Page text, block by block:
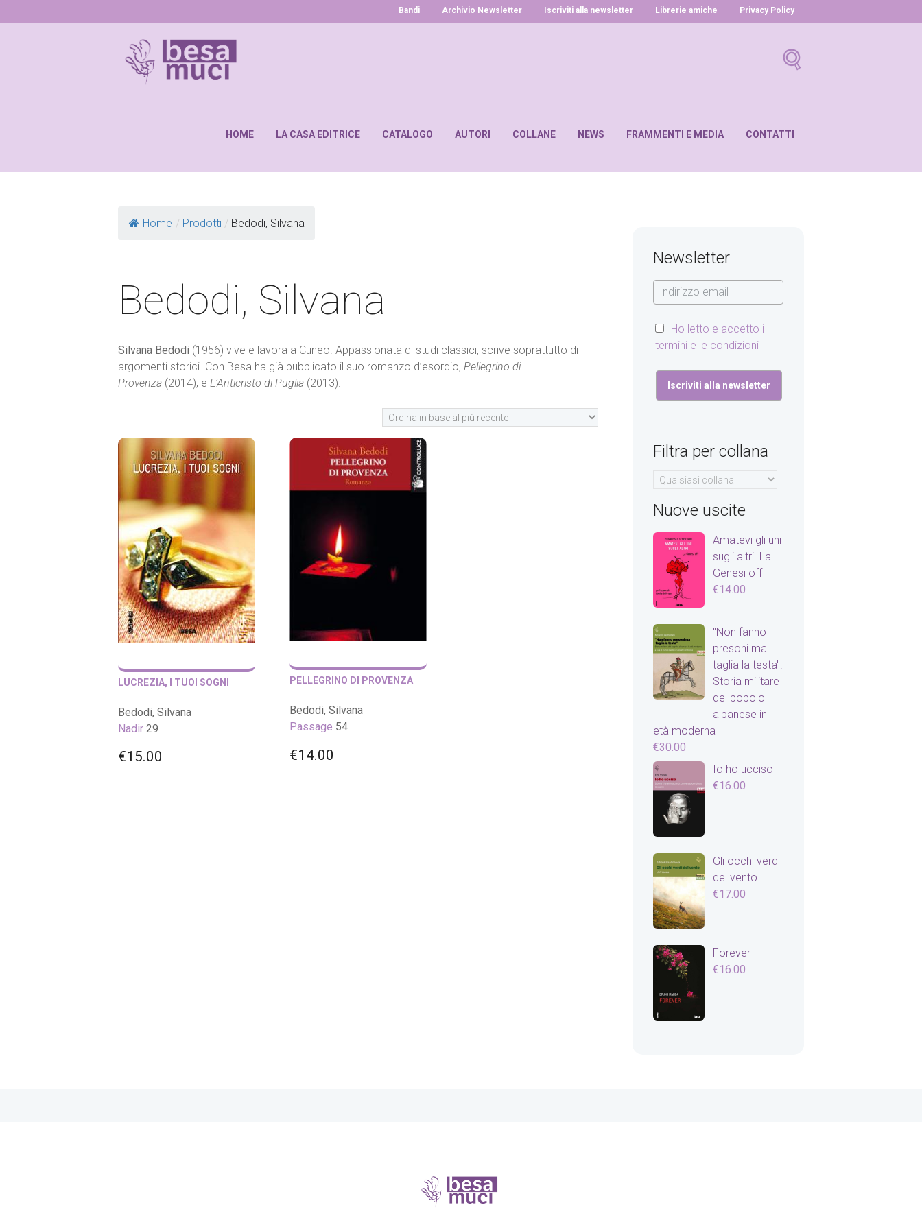
Bandi Archivio Newsletter Iscriviti alla newsletter Librerie amiche Privacy Policy
HOME LA CASA EDITRICE CATALOGO AUTORI COLLANE NEWS FRAMMENTI E MEDIA CONTATTI
Home / Prodotti / Bedodi, Silvana
Bedodi, Silvana
Silvana Bedodi (1956) vive e lavora a Cuneo. Appassionata di studi classici, scrive soprattutto di
argomenti storici. Con Besa ha già pubblicato il suo romanzo d’esordio, Pellegrino di
Provenza (2014), e L’Anticristo di Puglia (2013).
LUCREZIA, I TUOI SOGNI
Bedodi, Silvana
Nadir 29
€15.00
PELLEGRINO DI PROVENZA
Bedodi, Silvana
Passage 54
€14.00
Newsletter
Ho letto e accetto i
termini e le condizioni
Filtra per collana
Nuove uscite
Amatevi gli uni
sugli altri. La
Genesi off
€14.00
"Non fanno
presoni ma
taglia la testa".
Storia militare
del popolo
albanese in
età moderna
€30.00
Io ho ucciso
€16.00
Gli occhi verdi
del vento
€17.00
Forever
€16.00